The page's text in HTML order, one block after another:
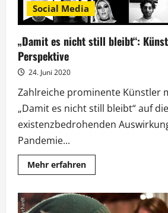
Social Media
„Damit es nicht still bleibt“:
Perspektive
24. Juni 2020
Zahlreiche prominente Künstler
„Damit es nicht still bleibt“ auf die
existenzbedrohenden
Pandemie...
Mehr erfahrenMehr
Informationen
es
nicht